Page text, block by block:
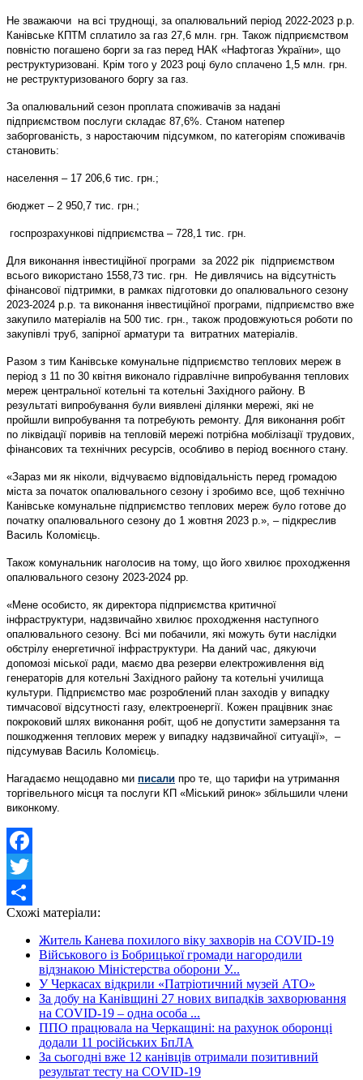
Не зважаючи на всі труднощі, за опалювальний період 2022-2023 р.р.
Канівське КПТМ сплатило за газ 27,6 млн. грн. Також підприємством
повністю погашено борги за газ перед НАК «Нафтогаз України», що
реструктуризовані. Крім того у 2023 році було сплачено 1,5 млн. грн.
не реструктуризованого боргу за газ.
За опалювальний сезон проплата споживачів за надані
підприємством послуги складає 87,6%. Станом натепер
заборгованість, з наростаючим підсумком, по категоріям споживачів
становить:
населення – 17 206,6 тис. грн.;
бюджет – 2 950,7 тис. грн.;
госпрозрахункові підприємства – 728,1 тис. грн.
Для виконання інвестиційної програми за 2022 рік підприємством
всього використано 1558,73 тис. грн. Не дивлячись на відсутність
фінансової підтримки, в рамках підготовки до опалювального сезону
2023-2024 р.р. та виконання інвестиційної програми, підприємство вже
закупило матеріалів на 500 тис. грн., також продовжуються роботи по
закупівлі труб, запірної арматури та витратних матеріалів.
Разом з тим Канівське комунальне підприємство теплових мереж в
період з 11 по 30 квітня виконало гідравлічне випробування теплових
мереж центральної котельні та котельні Західного району. В
результаті випробування були виявлені ділянки мережі, які не
пройшли випробування та потребують ремонту. Для виконання робіт
по ліквідації поривів на тепловій мережі потрібна мобілізації трудових,
фінансових та технічних ресурсів, особливо в період воєнного стану.
«Зараз ми як ніколи, відчуваємо відповідальність перед громадою
міста за початок опалювального сезону і зробимо все, щоб технічно
Канівське комунальне підприємство теплових мереж було готове до
початку опалювального сезону до 1 жовтня 2023 р.», – підкреслив
Василь Коломієць.
Також комунальник наголосив на тому, що його хвилює проходження
опалювального сезону 2023-2024 рр.
«Мене особисто, як директора підприємства критичної
інфраструктури, надзвичайно хвилює проходження наступного
опалювального сезону. Всі ми побачили, які можуть бути наслідки
обстрілу енергетичної інфраструктури. На даний час, дякуючи
допомозі міської ради, маємо два резерви електроживлення від
генераторів для котельні Західного району та котельні училища
культури. Підприємство має розроблений план заходів у випадку
тимчасової відсутності газу, електроенергії. Кожен працівник знає
покроковий шлях виконання робіт, щоб не допустити замерзання та
пошкодження теплових мереж у випадку надзвичайної ситуації», –
підсумував Василь Коломієць.
Нагадаємо нещодавно ми писали про те, що тарифи на утримання
торгівельного місця та послуги КП «Міський ринок» збільшили члени
виконкому.
Facebook
Twitter
Share
Схожі матеріали:
Житель Канева похилого віку захворів на COVID-19
Військового із Бобрицької громади нагородили
відзнакою Міністерства оборони У...
У Черкасах відкрили «Патріотичний музей АТО»
За добу на Канівщині 27 нових випадків захворювання
на COVID-19 – одна особа ...
ППО працювала на Черкащині: на рахунок оборонці
додали 11 російських БпЛА
За сьогодні вже 12 канівців отримали позитивний
результат тесту на COVID-19